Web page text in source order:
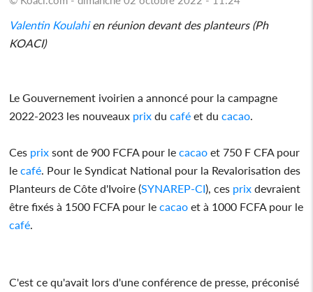
Valentin Koulahien réunion devant des planteurs (Ph
KOACI)
Le Gouvernement ivoirien a annoncé pour la campagne
2022-2023 les nouveaux prix ducafé et ducacao
Ces prix sont de 900 FCFA pour lecacao et 750 F CFA pour
lecafé . Pour le Syndicat National pour la Revalorisation des
Planteurs de Côte d'Ivoire (SYNAREP-CI), ces prix devraient
être fixés à 1500 FCFA pour lecacao et à 1000 FCFA pour le
café
C'est ce qu'avait lors d'une conférence de presse, préconisé